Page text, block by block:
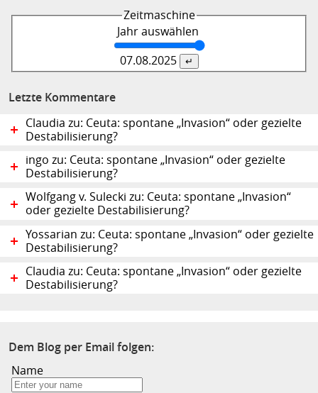
Zeitmaschine
Jahr auswählen
07.08.2025
Letzte Kommentare
Claudia zu: Ceuta: spontane „Invasion“ oder gezielte
Destabilisierung?
ingo zu: Ceuta: spontane „Invasion“ oder gezielte
Destabilisierung?
Wolfgang v. Sulecki zu: Ceuta: spontane „Invasion“
oder gezielte Destabilisierung?
Yossarian zu: Ceuta: spontane „Invasion“ oder gezielte
Destabilisierung?
Claudia zu: Ceuta: spontane „Invasion“ oder gezielte
Destabilisierung?
Dem Blog per Email folgen:
Name